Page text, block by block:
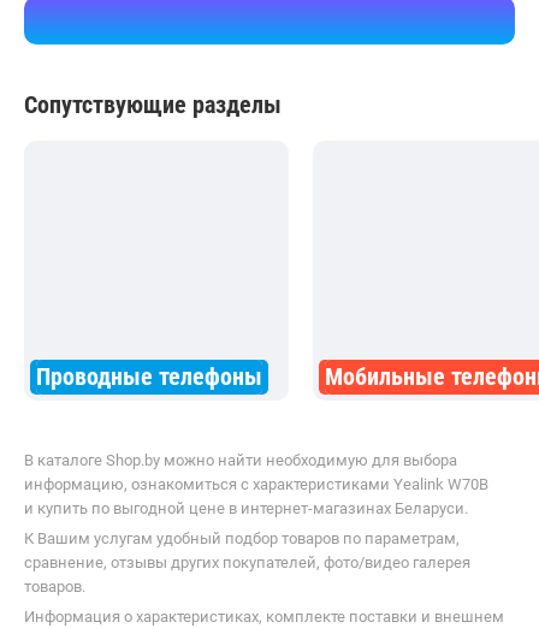
Сопутствующие разделы
Проводные телефоны Мобильные
В каталоге Shop.by можно найти необходимую для выбора
информацию, ознакомиться с характеристиками Yealink W70B
и купить по выгодной цене в интернет-магазинах Беларуси.
К Вашим услугам удобный подбор товаров по параметрам,
сравнение, отзывы других покупателей, фото/видео галерея
товаров.
Информация о характеристиках, комплекте поставки и внешнем